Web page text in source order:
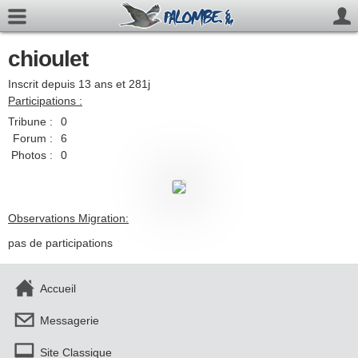
chioulet
Inscrit depuis 13 ans et 281j
Participations :
Tribune :
0
Forum :
6
Photos :
0
Observations Migration:
pas de participations
Accueil
Messagerie
Site Classique